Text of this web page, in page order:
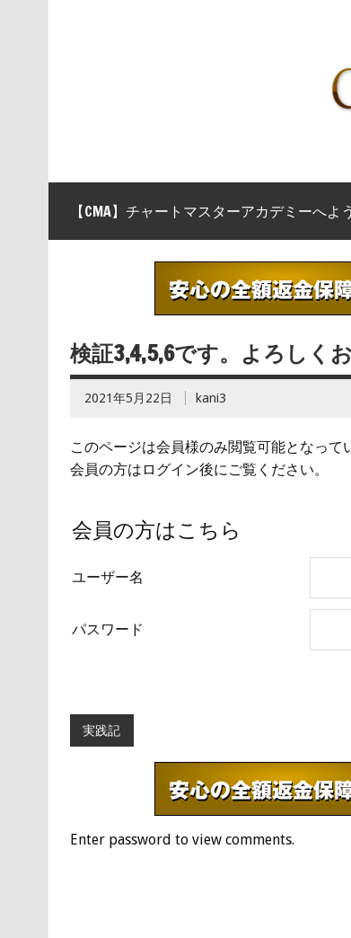
【CMA】チャートマスターアカデミーへよ
検証3,4,5,6です。よろしく
2021年5月22日 kani3
このページは会員様のみ閲覧可能となって
会員の方はログイン後にご覧ください。
会員の方はこちら
ユーザー名
パスワード
実践記
Enter password to view comments.